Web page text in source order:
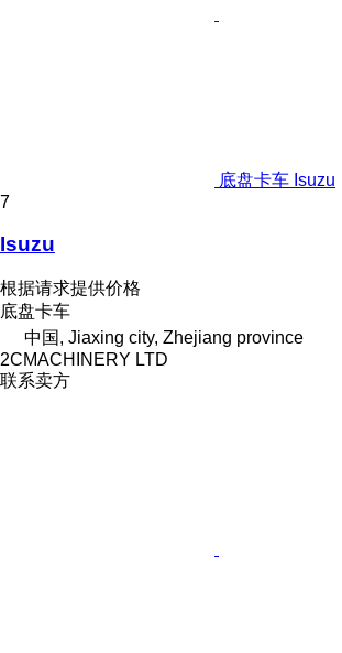
底盘卡车 Isuzu
7
Isuzu
根据请求提供价格
底盘卡车
中国, Jiaxing city, Zhejiang province
2CMACHINERY LTD
联系卖方